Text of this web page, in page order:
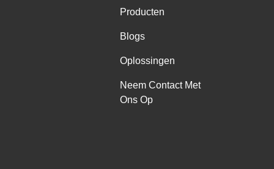
Producten
Blogs
Oplossingen
Neem Contact Met
Ons Op